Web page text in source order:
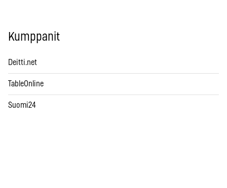
Kumppanit
Deitti.net
TableOnline
Suomi24